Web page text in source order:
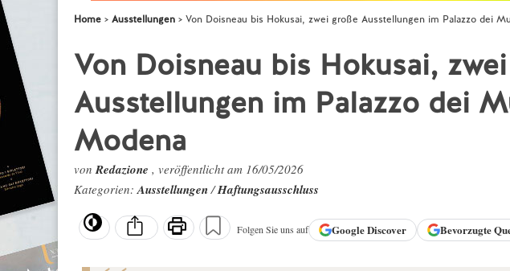
Home Ausstellungen Von Doisneau bis Hokusai, zwei große Ausstellungen im Palazzo dei
Von Doisneau bis Hokusai,
Ausstellungen im Palazzo dei
Modena
vonRedazione , veröffentlicht am 16/05/2026
Kategorien:Ausstellungen/Haftungsausschluss
Folgen Sie uns auf GoogleDiscover Bevorzugte